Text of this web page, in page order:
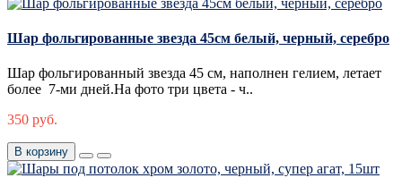
Шар фольгированные звезда 45см белый, черный, серебро
Шар фольгированный звезда 45 см, наполнен гелием, летает
более 7-ми дней.На фото три цвета - ч..
350 руб.
В корзину